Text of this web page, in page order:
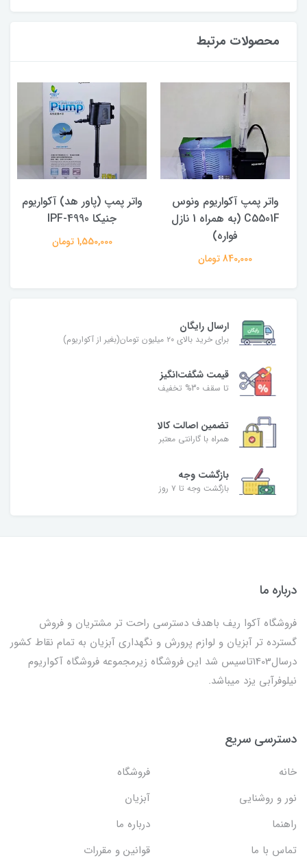
محصولات مرتبط
واتر پمپ آکواریوم ونوس
C5501F (به همراه 1 نازل
فواره)
840,000 تومان
واتر پمپ (پاور هد) آکواریوم
جنیکا IPF-4990
1,550,000 تومان
ارسال رایگان
برای خرید بالای ۲۰ میلیون تومان(بغیر از آکواریوم)
قیمت شگفت‌انگیز
تا سقف 30% تخفیف
تضمین اصالت کالا
همراه با گارانتی معتبر
بازگشت وجه
بازگشت وجه تا ۷ روز
درباره ما
فروشگاه آکوا ریف باهدف دسترسی راحت تر مشتریان و فروش
گسترده تر آبزیان و لوازم پرورش و نگهداری آبزیان به تمام نقاط کشور
درسال1403تاسیس شد این فروشگاه زیرمجموعه فروشگاه آکواریوم
نیلوفرآبی یزد میباشد.
دسترسی سریع
خانه
فروشگاه
نور و روشنایی
آبزیان
راهنما
درباره ما
تماس با ما
قوانین و مقررات